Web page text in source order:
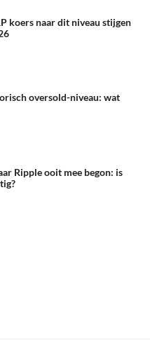
koers naar dit niveau stijgen
oversold-niveau: wat
Ripple ooit mee begon: is